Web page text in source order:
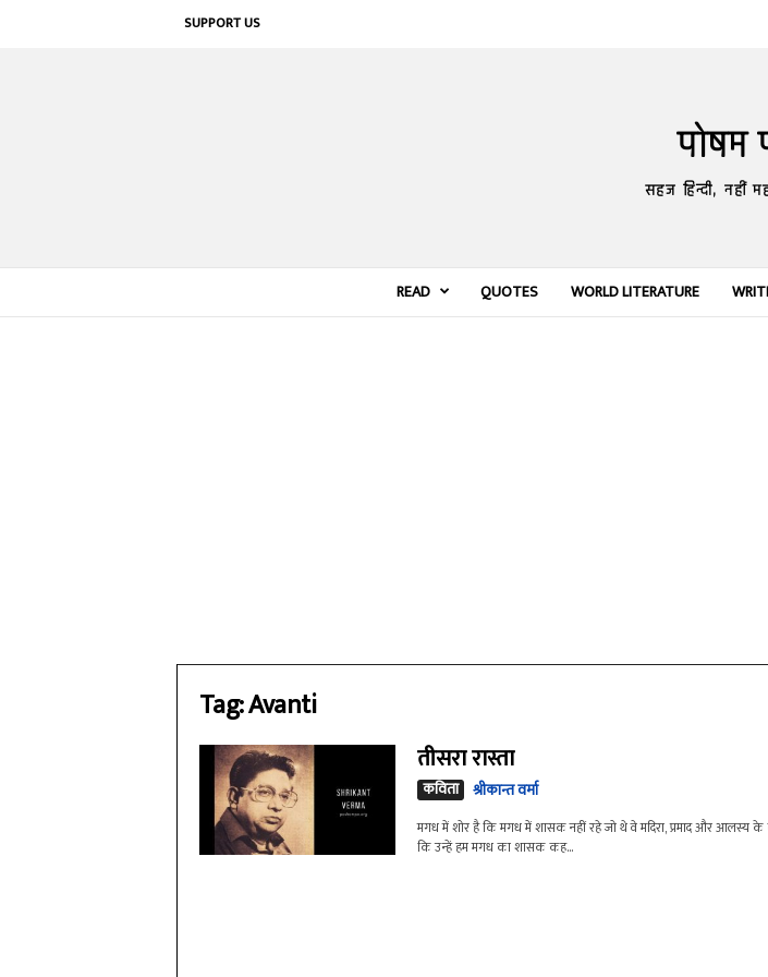
SUPPORT US
पोषम
सहज हिन्दी, नहीं
READ QUOTES WORLD LITERATURE
Tag: Avanti
तीसरा रास्ता
कविता श्रीकान्त वर्मा
मगध में शोर है कि मगध में शासक नहीं रहे जो थे वे मदिरा, प्रमाद और आलस्य
कि उन्हें हम मगध का शासक कह...